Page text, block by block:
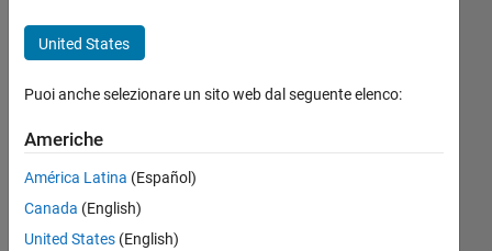
analysis
server -
using
half
number
of
United States
Puoi anche selezionare un sito web dal seguente elenco:
Americhe
América Latina (Español)
Canada (English)
United States (English)